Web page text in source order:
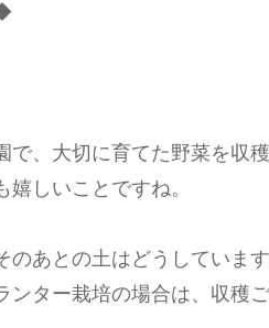
、大切に育てた野菜を収
しいことですね。
あとの土はどうしていま
ター栽培の場合は、収穫